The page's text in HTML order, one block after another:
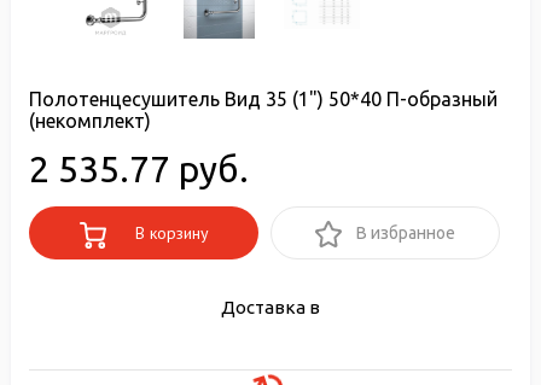
Полотенцесушитель Вид 35 (1") 50*40 П-образный
(некомплект)
2 535.77 руб.
В корзину В избранное
Доставка в